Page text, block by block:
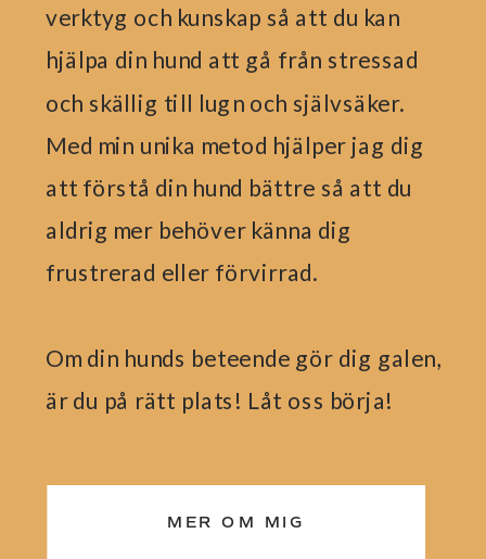
MER OM MIG
verktyg och kunskap så att du kan
hjälpa din hund att gå från stressad
och skällig till lugn och självsäker.
Med min unika metod hjälper jag dig
att förstå din hund bättre så att du
aldrig mer behöver känna dig
frustrerad eller förvirrad.
Om din hunds beteende gör dig galen,
är du på rätt plats! Låt oss börja!